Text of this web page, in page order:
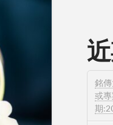
銘
或
期